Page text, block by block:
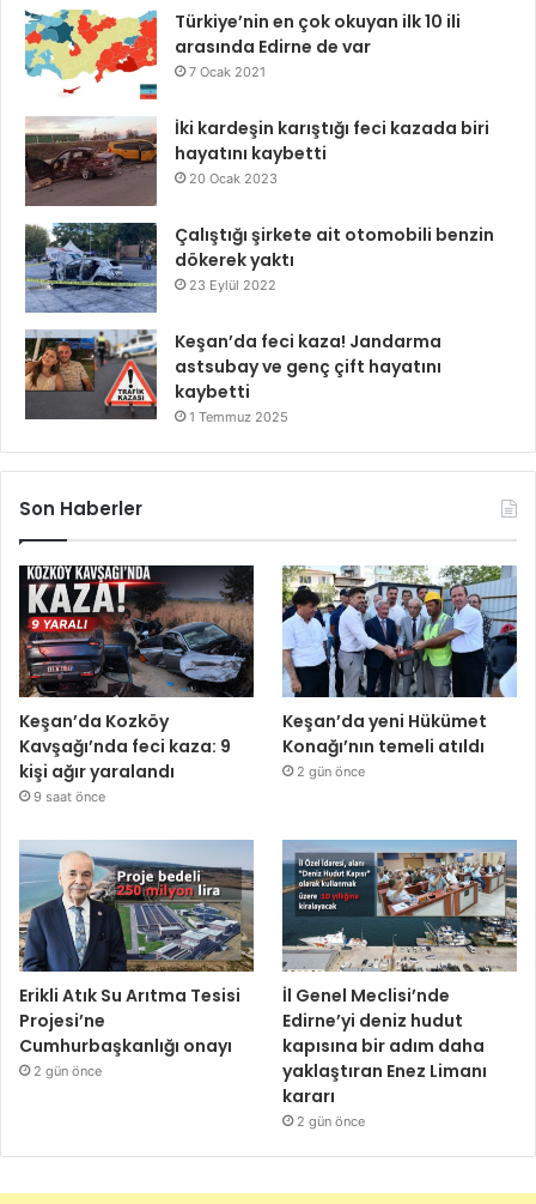
Türkiye’nin en çok okuyan ilk 10 ili
arasında Edirne de var
7 Ocak 2021
İki kardeşin karıştığı feci kazada biri
hayatını kaybetti
20 Ocak 2023
Çalıştığı şirkete ait otomobili benzin
dökerek yaktı
23 Eylül 2022
Keşan’da feci kaza! Jandarma
astsubay ve genç çift hayatını
kaybetti
1 Temmuz 2025
Son Haberler
Keşan’da Kozköy
Kavşağı’nda feci kaza: 9
kişi ağır yaralandı
9 saat önce
Keşan’da yeni Hükümet
Konağı’nın temeli atıldı
2 gün önce
Erikli Atık Su Arıtma Tesisi
Projesi’ne
Cumhurbaşkanlığı onayı
2 gün önce
İl Genel Meclisi’nde
Edirne’yi deniz hudut
kapısına bir adım daha
yaklaştıran Enez Limanı
kararı
2 gün önce